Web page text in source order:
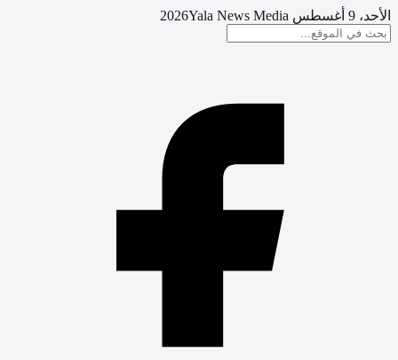
الأحد، 9 أغسطس 2026 Yala News Media